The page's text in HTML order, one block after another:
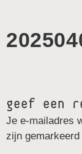
geef een
Je e-mailadres
zijn gemarkeerd